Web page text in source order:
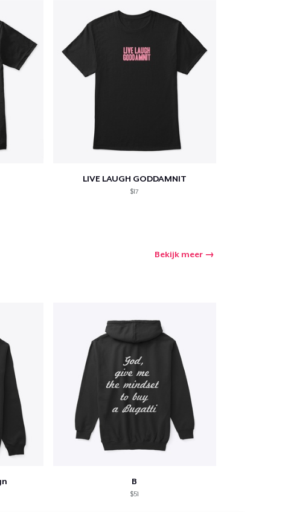
LIVE LAUGH GODDAMNIT
$17
Bekijk meer
B
$51